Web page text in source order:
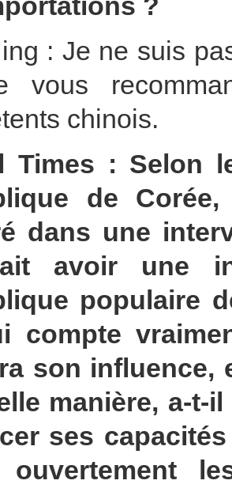
: Je ne suis
vous
chinois.
Times : Selon
de
dans une
avoir une
populaire
compte
son influence,
manière, a-t-
ses
ouvertement